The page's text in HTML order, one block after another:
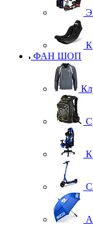
ФАН ШОП